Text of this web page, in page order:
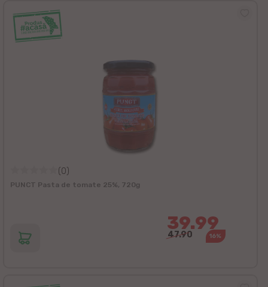
(0)
PUNCT Pasta de tomate 25%, 720g
39.99
47.90 16%